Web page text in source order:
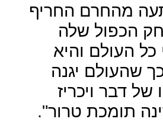
מהחרם החריף
הכפול שלה
כל העולם והיא
שהעולם יגנה
דבר ויכריז
תומכת טרור".